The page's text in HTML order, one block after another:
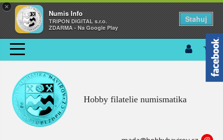
×
Numis Info
TRIPON DIGITAL s.r.o.
ZDARMA - Na Google Play
Stahuj
Hobby filatelie numismatika